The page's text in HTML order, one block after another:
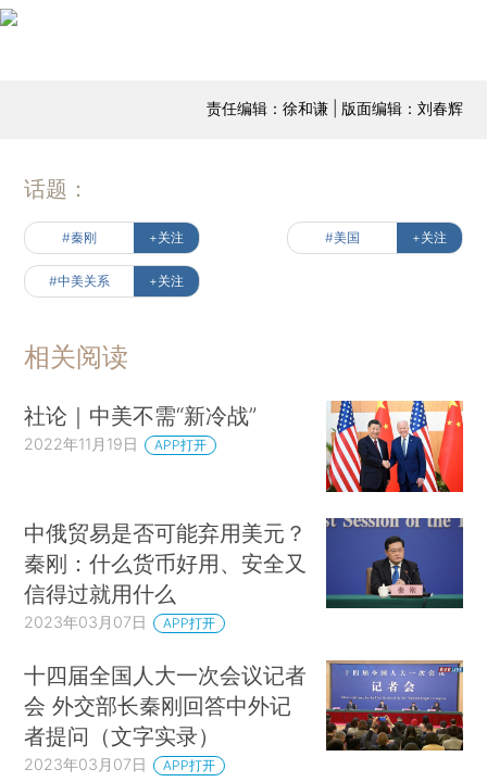
责任编辑：徐和谦 | 版面编辑：刘春辉
话题：
#秦刚 +关注 #美国 +关注
#中美关系 +关注
相关阅读
社论｜中美不需“新冷战”
2022年11月19日 APP打开
中俄贸易是否可能弃用美元？
秦刚：什么货币好用、安全又
信得过就用什么
2023年03月07日 APP打开
十四届全国人大一次会议记者
会 外交部长秦刚回答中外记
者提问（文字实录）
2023年03月07日 APP打开